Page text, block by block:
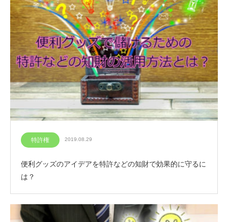
特許権 2019.08.29
便利グッズのアイデアを特許などの知財で効果的に守るに
は？